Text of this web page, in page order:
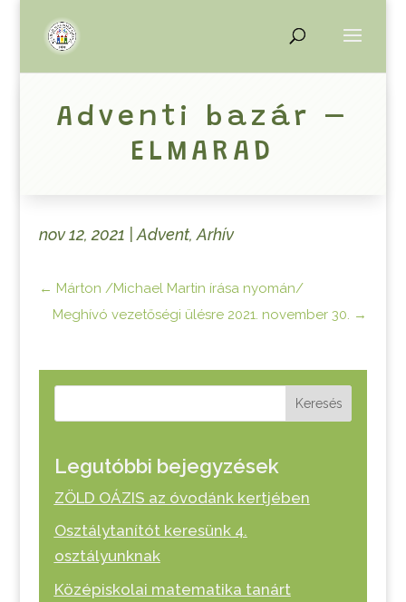
Adventi bazár –
ELMARAD
nov 12, 2021 Advent, Arhív
← Márton /Michael Martin írása nyomán/
Meghívó vezetőségi ülésre 2021. november 30. →
Keresés
Legutóbbi bejegyzések
ZÖLD OÁZIS az óvodánk kertjében
Osztálytanítót keresünk 4.
osztályunknak
Középiskolai matematika tanárt